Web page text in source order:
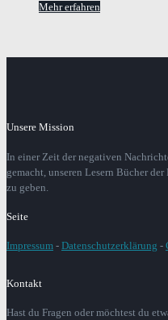
Mehr erfahren
Unsere Mission
In einer Zeit der negativen
gemacht, unseren Lesern Bücher
zu geben.
Seite
Impressum - Datenschutzerklärung -
Kontakt
Hast du Fragen oder möchtest du